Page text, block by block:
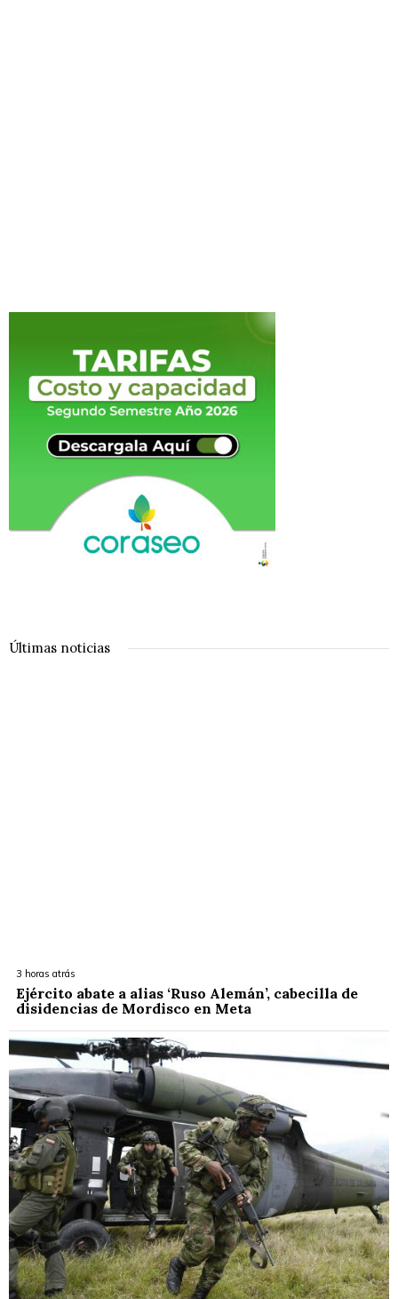
Últimas noticias
3 horas atrás
Ejército abate a alias ‘Ruso Alemán’, cabecilla de
disidencias de Mordisco en Meta